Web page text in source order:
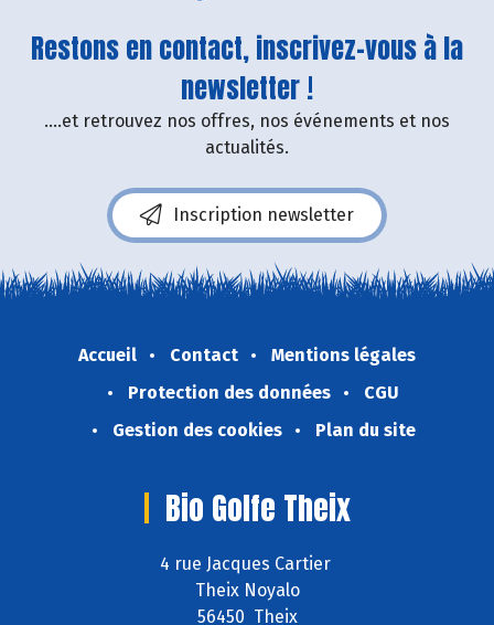
Restons en contact, inscrivez-vous à la
newsletter !
....et retrouvez nos offres, nos événements et nos
actualités.
Inscription newsletter
Accueil Contact
Mentions légales
Protection des données
CGU
Gestion des cookies
Plan du site
Bio Golfe Theix
4 rue Jacques Cartier
Theix Noyalo
56450 Theix